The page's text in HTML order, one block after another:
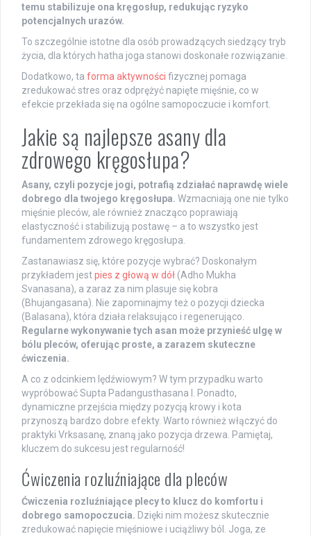
temu stabilizuje ona kręgosłup, redukując ryzyko
potencjalnych urazów.
To szczególnie istotne dla osób prowadzących siedzący tryb
życia, dla których hatha joga stanowi doskonałe rozwiązanie.
Dodatkowo, ta forma aktywności fizycznej pomaga
zredukować stres oraz odprężyć napięte mięśnie, co w
efekcie przekłada się na ogólne samopoczucie i komfort.
Jakie są najlepsze asany dla
zdrowego kręgosłupa?
Asany, czyli pozycje jogi, potrafią zdziałać naprawdę wiele
dobrego dla twojego kręgosłupa. Wzmacniają one nie tylko
mięśnie pleców, ale również znacząco poprawiają
elastyczność i stabilizują postawę – a to wszystko jest
fundamentem zdrowego kręgosłupa.
Zastanawiasz się, które pozycje wybrać? Doskonałym
przykładem jestpies z głową w dół (Adho Mukha
Svanasana), a zaraz za nim plasuje się kobra
(Bhujangasana). Nie zapominajmy też o pozycji dziecka
(Balasana), która działa relaksująco i regenerująco.
Regularne wykonywanie tych asan może przynieść ulgę w
bólu pleców, oferując proste, a zarazem skuteczne
ćwiczenia.
A co z odcinkiem lędźwiowym? W tym przypadku warto
wypróbować Supta Padangusthasana I. Ponadto,
dynamiczne przejścia między pozycją krowy i kota
przynoszą bardzo dobre efekty. Warto również włączyć do
praktyki Vrksasanę, znaną jako pozycja drzewa. Pamiętaj,
kluczem do sukcesu jest regularność!
Ćwiczenia rozluźniające dla pleców
Ćwiczenia rozluźniające plecy to klucz do komfortu i
dobrego samopoczucia. Dzięki nim możesz skutecznie
zredukować napięcie mięśniowe i uciążliwy ból. Joga, ze